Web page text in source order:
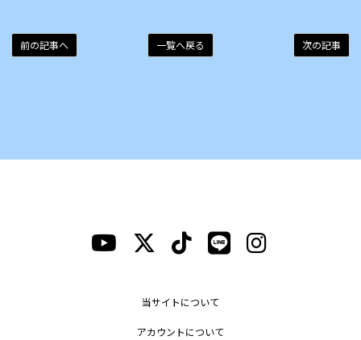
次の記事
一覧へ戻る
前の記事へ
当サイトについて
アカウントについて